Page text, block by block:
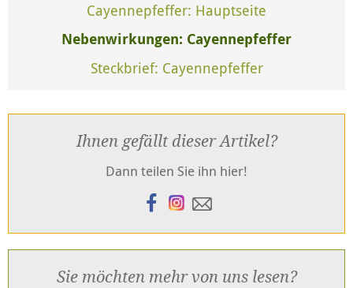
Cayennepfeffer: Hauptseite
Nebenwirkungen: Cayennepfeffer
Steckbrief: Cayennepfeffer
Ihnen gefällt dieser Artikel?
Dann teilen Sie ihn hier!
Sie möchten mehr von uns lesen?